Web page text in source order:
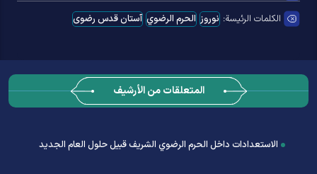
الكلمات الرئيسة: نوروز الحرم الرضوي آستان قدس رضوی
المتعلقات من الأرشيف
الاستعدادات داخل الحرم الرضوي الشریف قبيل حلول العام الجديد